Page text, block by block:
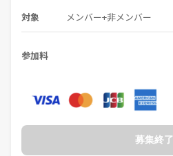
対象 メンバー+非メンバー
参加料
募集終了